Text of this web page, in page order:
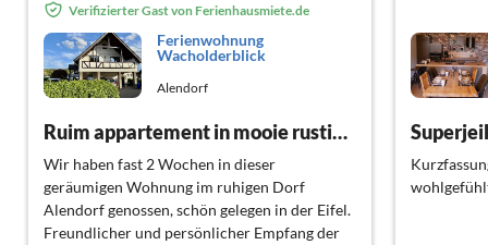
Verifizierter Gast von Ferienhausmiete.de
Ferienwohnung
Wacholderblick
Alendorf
Ruim appartement in mooie rustige omgeving en natuur
Wir haben fast 2 Wochen in dieser
geräumigen Wohnung im ruhigen Dorf
Alendorf genossen, schön gelegen in der Eifel.
Freundlicher und persönlicher Empfang der